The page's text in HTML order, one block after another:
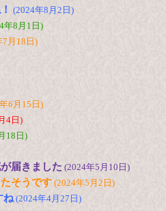
(2024年8月2日)
年8月1日)
7月18日)
6月15日)
4日)
18日)
届きました (2024年5月10日)
そうです (2024年5月2日)
ね(2024年4月27日)